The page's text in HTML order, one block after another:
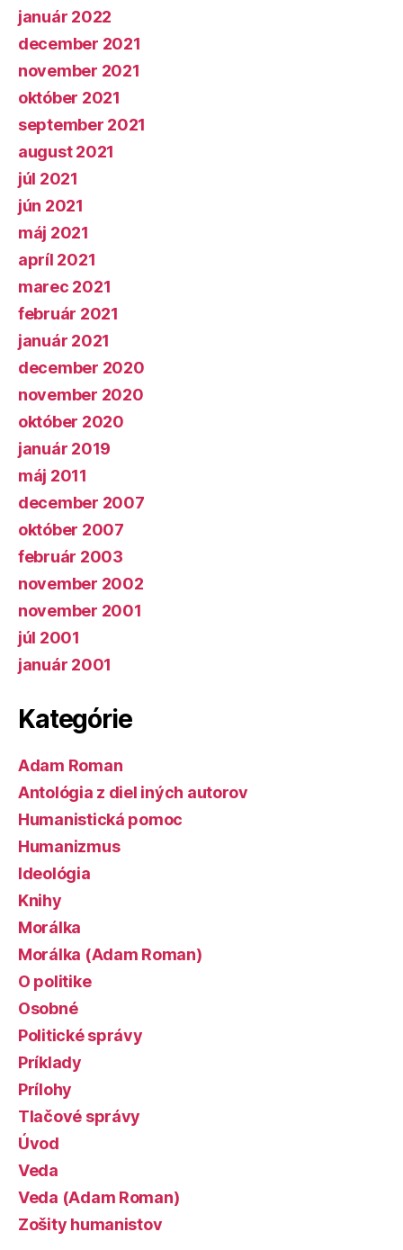
január 2022
december 2021
november 2021
október 2021
september 2021
august 2021
júl 2021
jún 2021
máj 2021
apríl 2021
marec 2021
február 2021
január 2021
december 2020
november 2020
október 2020
január 2019
máj 2011
december 2007
október 2007
február 2003
november 2002
november 2001
júl 2001
január 2001
Kategórie
Adam Roman
Antológia z diel iných autorov
Humanistická pomoc
Humanizmus
Ideológia
Knihy
Morálka
Morálka (Adam Roman)
O politike
Osobné
Politické správy
Príklady
Prílohy
Tlačové správy
Úvod
Veda
Veda (Adam Roman)
Zošity humanistov